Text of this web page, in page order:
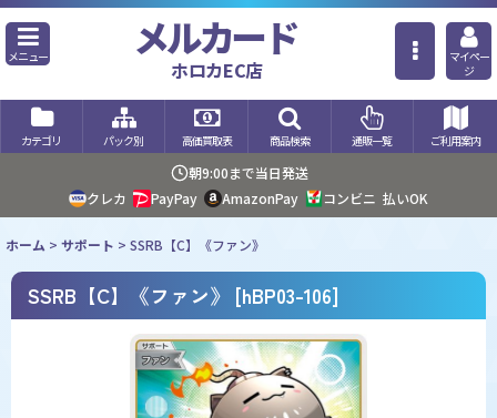
メニュー メルカード
ホロカEC店
マイペー
ジ
カテゴリ パック別 高価買取表 商品検索 通販一覧 ご利用案内
朝9:00まで当日発送
クレカ
PayPay AmazonPay コンビニ 払いOK
ホーム > サポート > SSRB【C】《ファン》
SSRB【C】《ファン》 [hBP03-106]